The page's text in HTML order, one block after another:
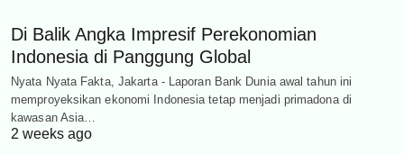
Di Balik Angka Impresif Perekonomian
Indonesia di Panggung Global
Nyata Nyata Fakta, Jakarta - Laporan Bank Dunia awal tahun ini
memproyeksikan ekonomi Indonesia tetap menjadi primadona di
kawasan Asia…
2 weeks ago